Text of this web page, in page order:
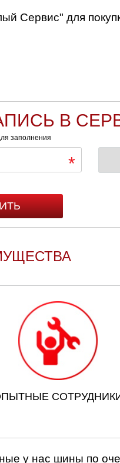
Сервис" для
В
заполнения
у нас шины по